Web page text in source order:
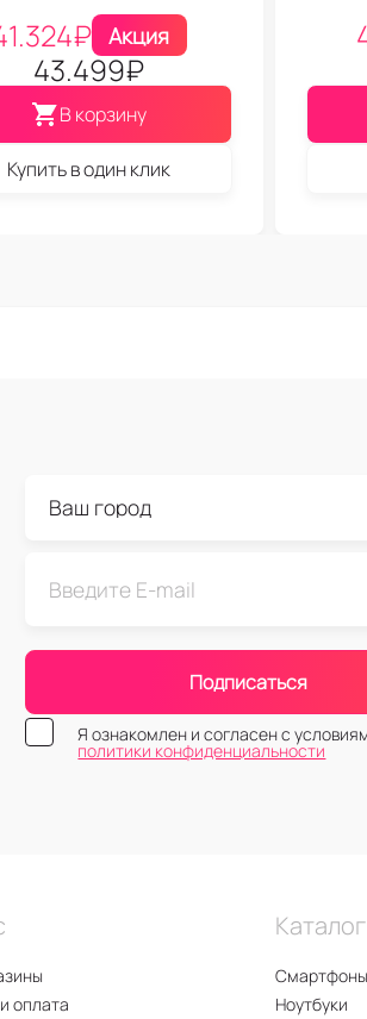
₽ Акция
43.499₽
В корзину
Купить в один клик
Подписаться
Я ознакомлен и согласен с
политики конфиденциальности
оплата
Каталог
Смартфоны
Ноутбуки